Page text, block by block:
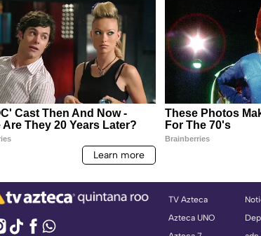
TV Azteca
Azteca UNO